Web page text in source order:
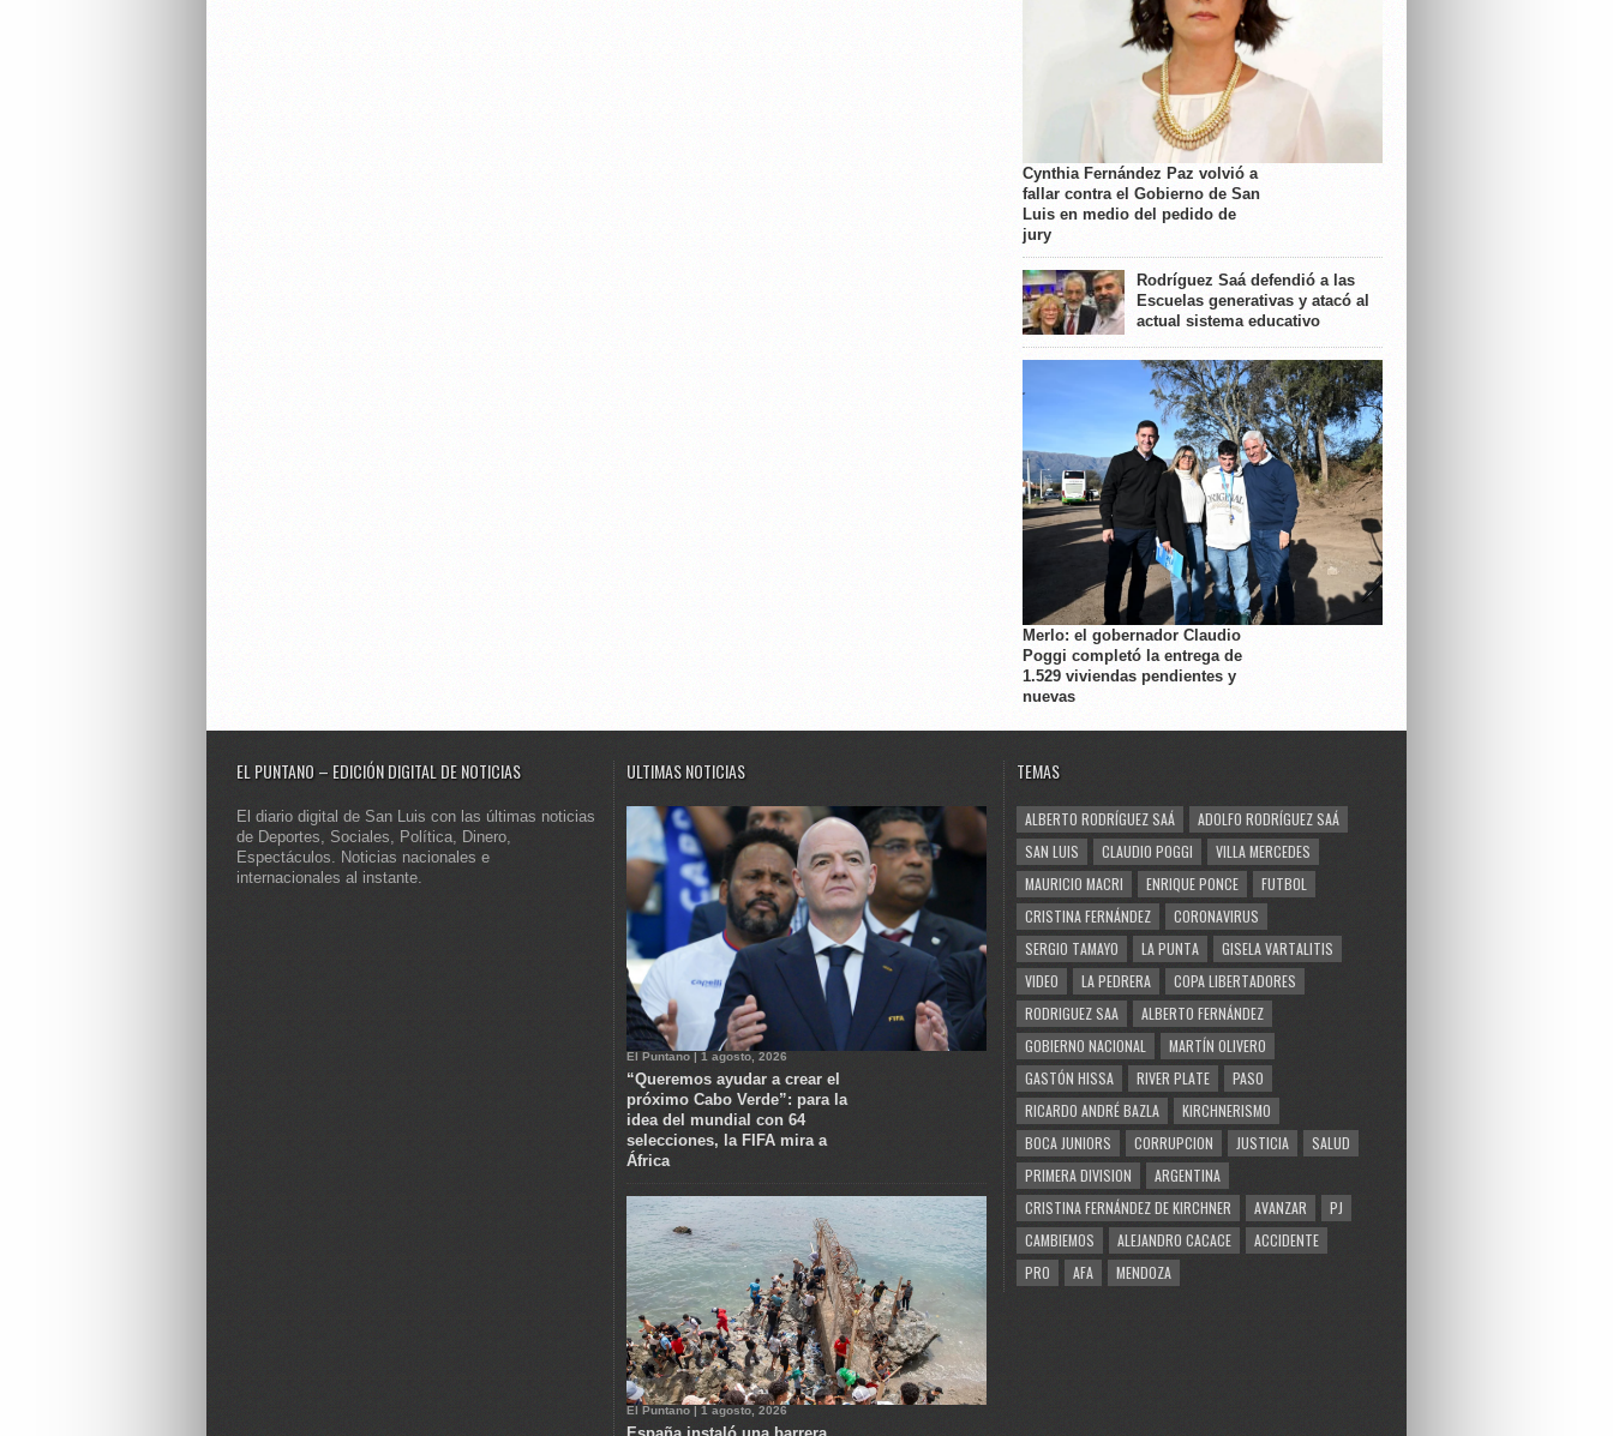
Cynthia Fernández Paz volvió a
fallar contra el Gobierno de San
Luis en medio del pedido de
jury
Rodríguez Saá defendió a las
Escuelas generativas y atacó al
actual sistema educativo
Merlo: el gobernador Claudio
Poggi completó la entrega de
1.529 viviendas pendientes y
nuevas
EL PUNTANO – EDICIÓN DIGITAL DE NOTICIAS
El diario digital de San Luis con las últimas noticias
de Deportes, Sociales, Política, Dinero,
Espectáculos. Noticias nacionales e
internacionales al instante.
ULTIMAS NOTICIAS
El Puntano | 1 agosto, 2026
“Queremos ayudar a crear el
próximo Cabo Verde”: para la
idea del mundial con 64
selecciones, la FIFA mira a
África
El Puntano | 1 agosto, 2026
TEMAS
ALBERTO RODRÍGUEZ SAÁ
ADOLFO RODRÍGUEZ SAÁ
SAN LUIS
CLAUDIO POGGI
VILLA MERCEDES
MAURICIO MACRI
ENRIQUE PONCE
FUTBOL
CRISTINA FERNÁNDEZ
CORONAVIRUS
SERGIO TAMAYO
LA PUNTA
GISELA VARTALITIS
VIDEO
LA PEDRERA
COPA LIBERTADORES
RODRIGUEZ SAA
ALBERTO FERNÁNDEZ
GOBIERNO NACIONAL
MARTÍN OLIVERO
GASTÓN HISSA
RIVER PLATE
PASO
RICARDO ANDRÉ BAZLA
KIRCHNERISMO
BOCA JUNIORS
CORRUPCION JUSTICIA
SALUD
PRIMERA DIVISION
ARGENTINA
CRISTINA FERNÁNDEZ DE KIRCHNER
AVANZAR
PJ
CAMBIEMOS
ALEJANDRO CACACE
ACCIDENTE
PRO
AFA MENDOZA